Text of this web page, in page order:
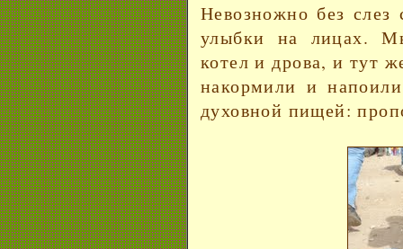
Невозножно без
улыбки на лицах.
котел и дрова, и тут
накормили и
духовной пищей: